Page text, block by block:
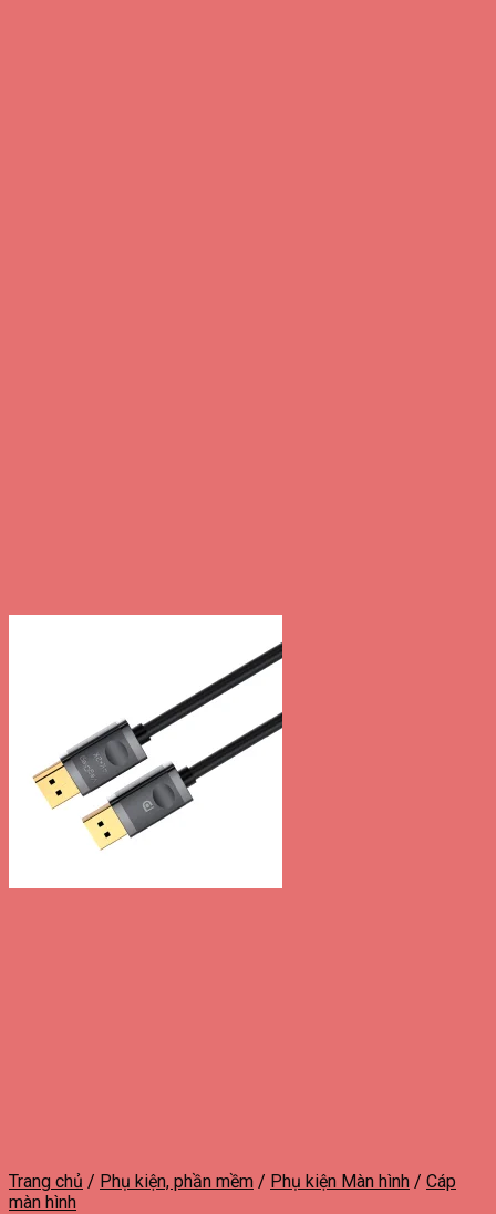
Trang chủ / Phụ kiện, phần mềm / Phụ kiện Màn hình / Cáp
màn hình